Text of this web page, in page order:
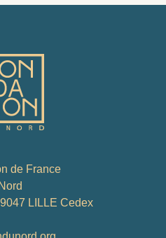
de France
LILLE Cedex